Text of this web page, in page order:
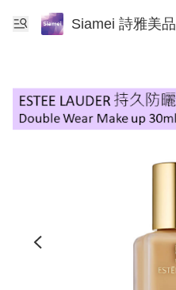
Siamei 詩雅美品